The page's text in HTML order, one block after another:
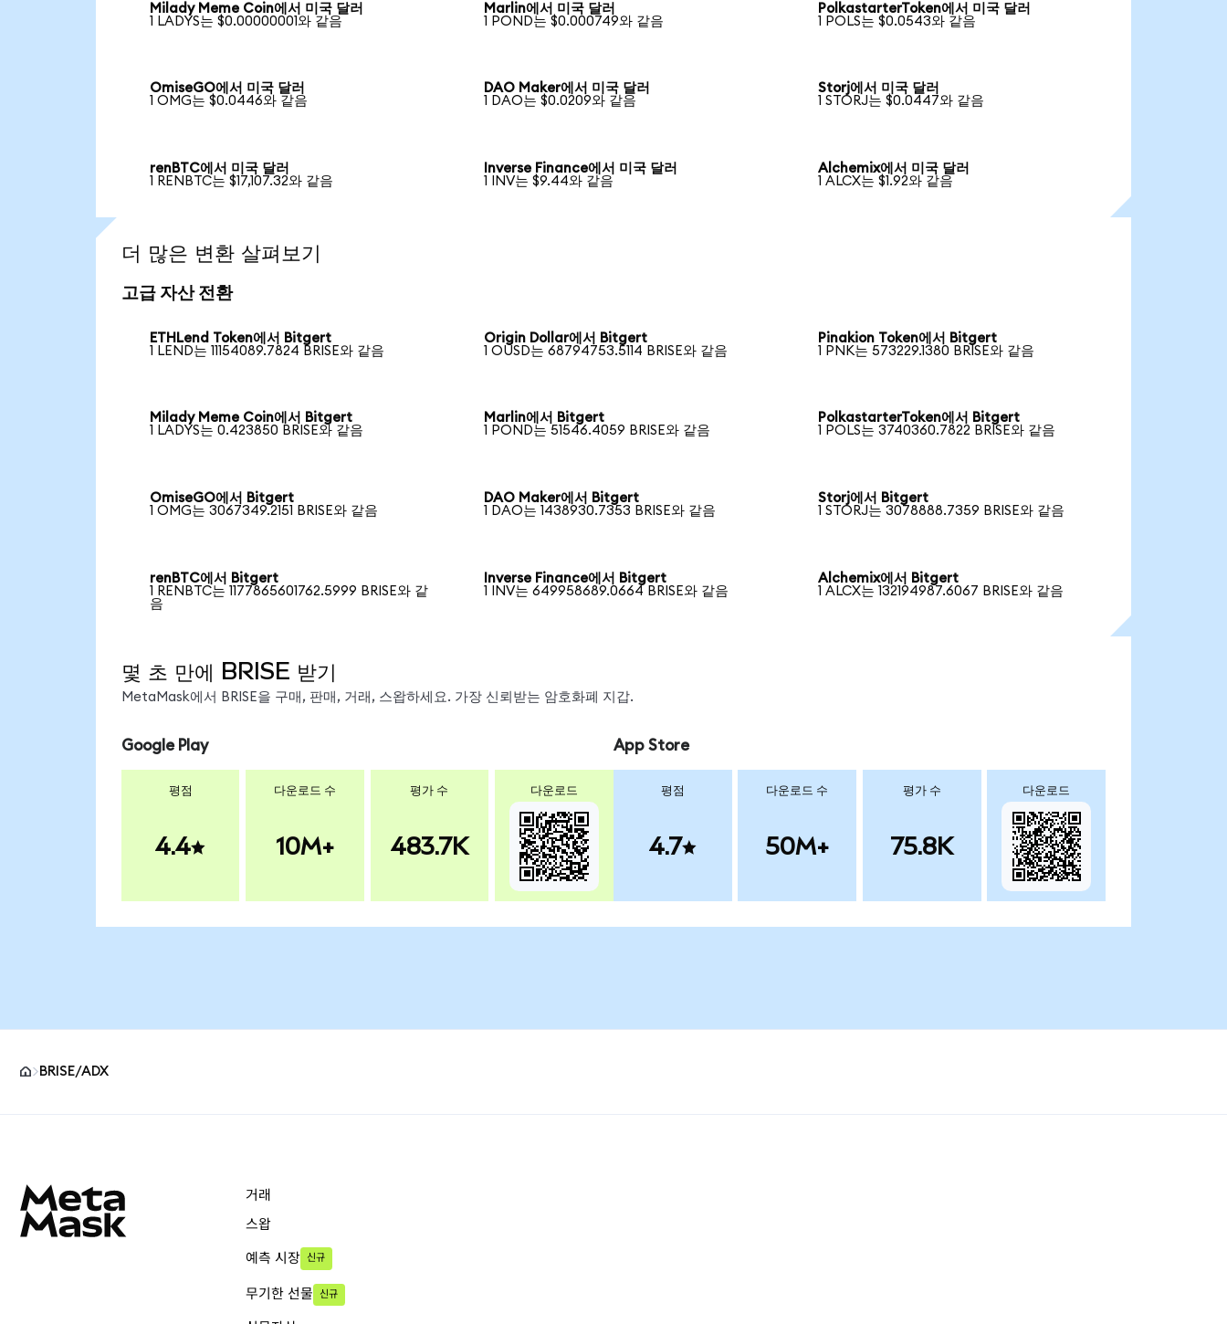
Milady Meme Coin에서 미국 달러
1 LADYS는 $0.00000001와 같음
Marlin에서 미국 달러
1 POND는 $0.000749와 같음
PolkastarterToken에서 미국 달러
1 POLS는 $0.0543와 같음
OmiseGO에서 미국 달러
1 OMG는 $0.0446와 같음
DAO Maker에서 미국 달러
1 DAO는 $0.0209와 같음
Storj에서 미국 달러
1 STORJ는 $0.0447와 같음
renBTC에서 미국 달러
1 RENBTC는 $17,107.32와 같음
Inverse Finance에서 미국 달러
1 INV는 $9.44와 같음
Alchemix에서 미국 달러
1 ALCX는 $1.92와 같음
더 많은 변환 살펴보기
고급 자산 전환
ETHLend Token에서 Bitgert
1 LEND는 11154089.7824 BRISE와 같음
Origin Dollar에서 Bitgert
1 OUSD는 68794753.5114 BRISE와 같음
Pinakion Token에서 Bitgert
1 PNK는 573229.1380 BRISE와 같음
Milady Meme Coin에서 Bitgert
1 LADYS는 0.423850 BRISE와 같음
Marlin에서 Bitgert
1 POND는 51546.4059 BRISE와 같음
PolkastarterToken에서 Bitgert
1 POLS는 3740360.7822 BRISE와 같음
OmiseGO에서 Bitgert
1 OMG는 3067349.2151 BRISE와 같음
DAO Maker에서 Bitgert
1 DAO는 1438930.7353 BRISE와 같음
Storj에서 Bitgert
1 STORJ는 3078888.7359 BRISE와 같음
renBTC에서 Bitgert
1 RENBTC는 1177865601762.5999 BRISE와 같
음
Inverse Finance에서 Bitgert
1 INV는 649958689.0664 BRISE와 같음
Alchemix에서 Bitgert
1 ALCX는 132194987.6067 BRISE와 같음
몇 초 만에 BRISE 받기
MetaMask에서 BRISE을 구매, 판매, 거래, 스왑하세요. 가장 신뢰받는 암호화폐 지갑.
Google Play
평점
4.4
다운로드 수
10M+
평가 수
483.7K
다운로드
App Store
평점
4.7
다운로드 수
50M+
평가 수
75.8K
다운로드
BRISE/ADX
거래
스왑
예측 시장 신규
무기한 선물 신규